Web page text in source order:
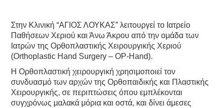
Στην Κλινική “ΑΓΙΟΣ ΛΟΥΚΑΣ” λειτουργεί το Ιατρείο
Παθήσεων Χεριού και Άνω Άκρου από την ομάδα των
Ιατρών της Ορθοπλαστικής Χειρουργικής Χεριού
(Orthoplastic Hand Surgery – OP-Hand).
Η Ορθοπλαστική χειρουργική χρησιμοποιεί τον
συνδυασμό των αρχών της Ορθοπαιδικής και Πλαστικής
Χειρουργικής, σε περιπτώσεις όπου εμπλέκονται
συγχρόνως μαλακά μόρια και οστά, και δίνει άμεσες